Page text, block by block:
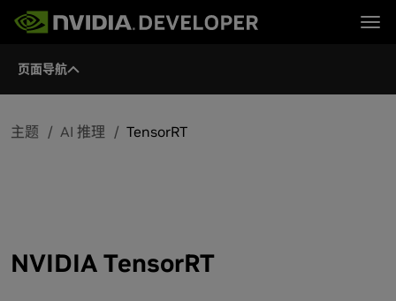
首页
论坛
文档
下载
主题
行业
页面导航
主题 AI 推理 TensorRT
NVIDIA TensorRT